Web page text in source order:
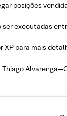
posições
ser executadas
XP para mais